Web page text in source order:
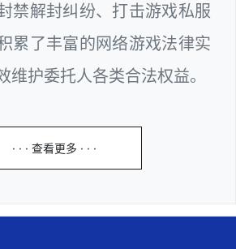
禁解封纠纷、打击游戏私服
累了丰富的网络游戏法律实
维护委托人各类合法权益。
· · · 查看更多 · · ·